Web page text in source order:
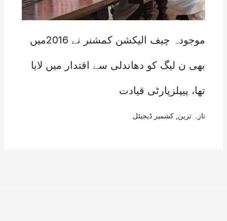
موجودہ چیف الیکشن کمشنر نے 2016میں
بھی ن لیگ کو دھاندلی سے اقتدار میں لایا
تھا، پیپلزپارٹی قیادت
تازہ ترین کشمیر ڈیجیٹل